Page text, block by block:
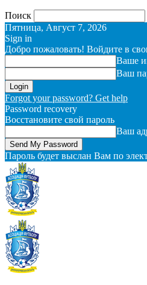
Поиск
Пятница, Август 7, 2026
Sign in
Добро пожаловать! Войдите в
Ваше
Ваш
Forgot your password? Get help
Password recovery
Восстановите свой пароль
Ваш
Пароль будет выслан Вам по